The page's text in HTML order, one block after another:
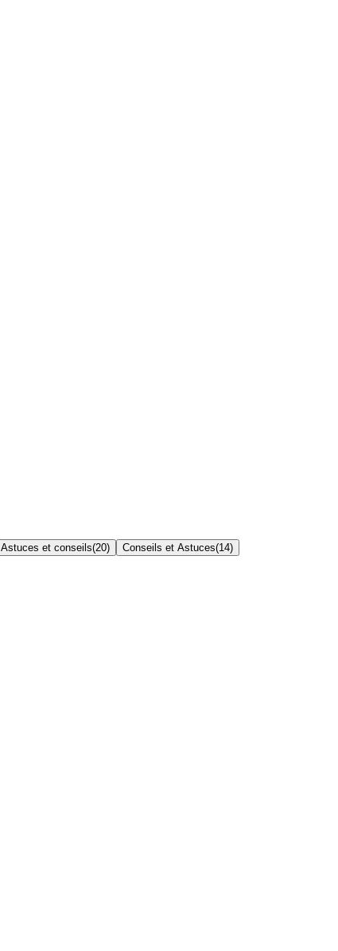
Astuces et conseils(20) Conseils et Astuces(14)